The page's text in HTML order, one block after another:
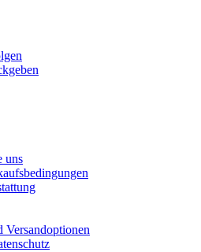
uns
Versandoptionen